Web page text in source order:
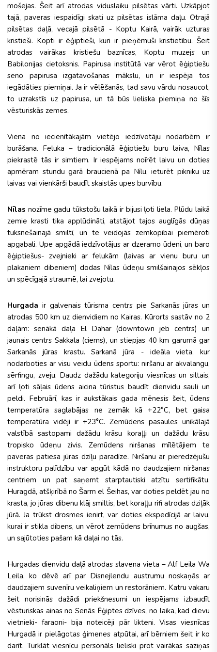
mošejas. Šeit arī atrodas viduslaiku pilsētas vārti. Uzkāpjot
tajā, paveras iespaidīgi skati uz pilsētas islāma daļu. Otrajā
pilsētas daļā, vecajā pilsētā - Koptu Kairā, vairāk uzturas
kristieši. Kopti ir ēģiptieši, kuri ir pieņēmuši kristietību. Šeit
atrodas vairākas kristiešu baznīcas, Koptu muzejs un
Babilonijas cietoksnis. Papirusa institūtā var vērot ēģiptiešu
seno papirusa izgatavošanas mākslu, un ir iespēja tos
iegādāties piemiņai. Ja ir vēlēšanās, tad savu vārdu nosaucot,
to uzrakstīs uz papirusa, un tā būs lieliska piemiņa no šīs
vēsturiskās zemes.
Viena no iecienītākajām vietējo iedzīvotāju nodarbēm ir
burāšana. Feluka – tradicionālā ēģiptiešu buru laiva, Nīlas
piekrastē tās ir simtiem. Ir iespējams noīrēt laivu un doties
apmēram stundu garā braucienā pa Nīlu, ieturēt pikniku uz
laivas vai vienkārši baudīt skaistās upes burvību.
Nīlas nozīme gadu tūkstošu laikā ir bijusi ļoti liela. Plūdu laikā
zemie krasti tika applūdināti, atstājot tajos auglīgās dūņas
tuksnešainajā smiltī, un te veidojās zemkopībai piemēroti
apgabali. Upe apgādā iedzīvotājus ar dzeramo ūdeni, un baro
ēģiptiešus- zvejnieki ar felukām (laivas ar vienu buru un
plakaniem dibeniem) dodas Nīlas ūdeņu smilšainajos sēkļos
un spēcīgajā straumē, lai zvejotu.
Hurgada ir galvenais tūrisma centrs pie Sarkanās jūras un
atrodas 500 km uz dienvidiem no Kairas. Kūrorts sastāv no 2
daļām: senākā daļa El Dahar (downtown jeb centrs) un
jaunais centrs Sakkala (ciems), un stiepjas 40 km garumā gar
Sarkanās jūras krastu. Sarkanā jūra - ideāla vieta, kur
nodarboties ar visu veidu ūdens sportu: niršanu ar akvalangu,
sērfingu, zveju. Daudz dažādu kategoriju viesnīcas un siltais,
arī ļoti sāļais ūdens aicina tūristus baudīt dienvidu sauli un
peldi. Februārī, kas ir aukstākais gada mēnesis šeit, ūdens
temperatūra saglabājas ne zemāk kā +22°C, bet gaisa
temperatūra vidēji ir +23°C. Zemūdens pasaules unikālajā
valstībā sastopami dažādu krāsu koraļļi un dažādu krāsu
tropisko ūdeņu zivis. Zemūdens niršanas mīlētājiem te
paveras patiesa jūras dzīļu paradīze. Niršanu ar pieredzējušu
instruktoru palīdzību var apgūt kādā no daudzajiem niršanas
centriem un pat saņemt starptautiski atzītu sertifikātu.
Huragdā, atšķirībā no Šarm el Šeihas, var doties peldēt jau no
krasta, jo jūras dibenu klāj smiltis, bet koraļļu rifi atrodas dziļāk
jūrā. Ja trūkst drosmes ienirt, var doties ekspedīcijā ar laivu,
kurai ir stikla dibens, un vērot zemūdens brīnumus no augšas,
un sajūtoties pašam kā daļai no tās.
Hurgadas dienvidu daļā atrodas slavena vieta – Alf Leila Wa
Leila, ko dēvē arī par Disnejlendu austrumu noskaņās ar
daudzajiem suvenīru veikaliņiem un restorāniem. Katru vakaru
šeit norisinās dažādi priekšnesumi un iespējams izbaudīt
vēsturiskas ainas no Senās Ēģiptes dzīves, no laika, kad dievu
vietnieki- faraoni- bija noteicēji pār likteni. Visas viesnīcas
Hurgadā ir pielāgotas ģimenes atpūtai, arī bērniem šeit ir ko
darīt. Turklāt viesnīcu personāls lieliski prot vairākas saziņas